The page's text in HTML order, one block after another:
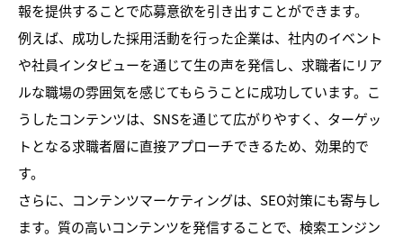
報を提供することで応募意欲を引き出すことができます。
例えば、成功した採用活動を行った企業は、社内のイベント
や社員インタビューを通じて生の声を発信し、求職者にリア
ルな職場の雰囲気を感じてもらうことに成功しています。こ
うしたコンテンツは、SNSを通じて広がりやすく、ターゲッ
トとなる求職者層に直接アプローチできるため、効果的で
す。
さらに、コンテンツマーケティングは、SEO対策にも寄与し
ます。質の高いコンテンツを発信することで、検索エンジン